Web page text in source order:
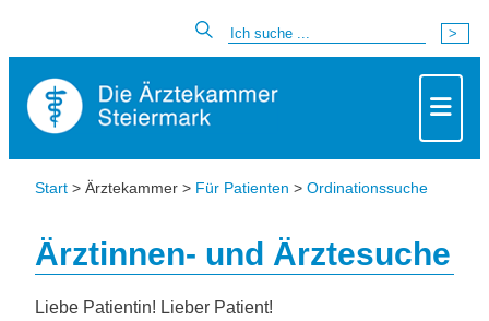
Start > Ärztekammer > Für Patienten > Ordinationssuche
Ärztinnen- und Ärztesuche
Liebe Patientin! Lieber Patient!